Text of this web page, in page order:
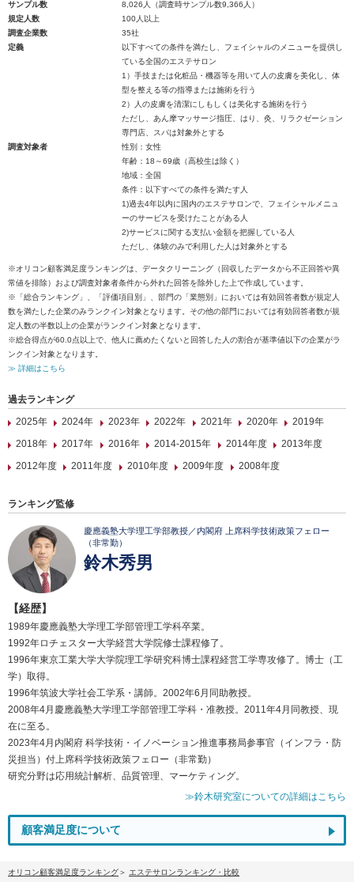
サンプル数
8,026人（調査時サンプル数9,366人）
規定人数
100人以上
調査企業数
35社
定義
以下すべての条件を満たし、フェイシャルのメニューを提供し
ている全国のエステサロン
1）手技または化粧品・機器等を用いて人の皮膚を美化し、体
型を整える等の指導または施術を行う
2）人の皮膚を清潔にしもしくは美化する施術を行う
ただし、あん摩マッサージ指圧、はり、灸、リラクゼーション
専門店、スパは対象外とする
調査対象者
性別：女性
年齢：18～69歳（高校生は除く）
地域：全国
条件：以下すべての条件を満たす人
1)過去4年以内に国内のエステサロンで、フェイシャルメニュ
ーのサービスを受けたことがある人
2)サービスに関する支払い金額を把握している人
ただし、体験のみで利用した人は対象外とする
※オリコン顧客満足度ランキングは、データクリーニング（回収したデータから不正回答や異
常値を排除）および調査対象者条件から外れた回答を除外した上で作成しています。
※「総合ランキング」、「評価項目別」、部門の「業態別」においては有効回答者数が規定人
数を満たした企業のみランクイン対象となります。その他の部門においては有効回答者数が規
定人数の半数以上の企業がランクイン対象となります。
※総合得点が60.0点以上で、他人に薦めたくないと回答した人の割合が基準値以下の企業がラ
ンクイン対象となります。
≫ 詳細はこちら
過去ランキング
2025年
2024年 2023年 2022年 2021年 2020年
2019年
2018年
2017年 2016年 2014-2015年 2014年度
2013年度
2012年度
2011年度 2010年度 2009年度 2008年度
ランキング監修
慶應義塾大学理工学部教授／内閣府 上席科学技術政策フェロー
（非常勤）
鈴木秀男
【経歴】
1989年慶應義塾大学理工学部管理工学科卒業。
1992年ロチェスター大学経営大学院修士課程修了。
1996年東京工業大学大学院理工学研究科博士課程経営工学専攻修了。博士（工
学）取得。
1996年筑波大学社会工学系・講師。2002年6月同助教授。
2008年4月慶應義塾大学理工学部管理工学科・准教授。2011年4月同教授、現
在に至る。
2023年4月内閣府 科学技術・イノベーション推進事務局参事官（インフラ・防
災担当）付上席科学技術政策フェロー（非常勤）
研究分野は応用統計解析、品質管理、マーケティング。
≫鈴木研究室についての詳細はこちら
顧客満足度について
オリコン顧客満足度ランキング
エステサロンランキング・比較